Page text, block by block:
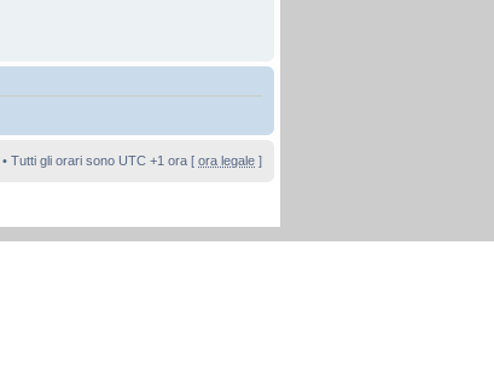
• Tutti gli orari sono UTC +1 ora [ ora legale ]